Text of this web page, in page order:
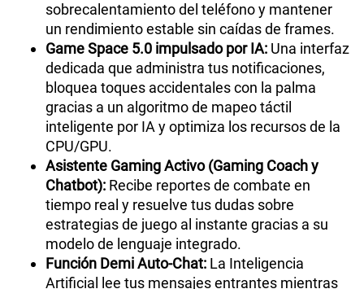
sobrecalentamiento del teléfono y mantener
un rendimiento estable sin caídas de frames.
Game Space 5.0 impulsado por IA: Una interfaz
dedicada que administra tus notificaciones,
bloquea toques accidentales con la palma
gracias a un algoritmo de mapeo táctil
inteligente por IA y optimiza los recursos de la
CPU/GPU.
Asistente Gaming Activo (Gaming Coach y
Chatbot): Recibe reportes de combate en
tiempo real y resuelve tus dudas sobre
estrategias de juego al instante gracias a su
modelo de lenguaje integrado.
Función Demi Auto-Chat: La Inteligencia
Artificial lee tus mensajes entrantes mientras